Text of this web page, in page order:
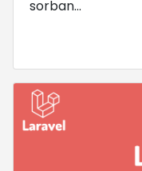
sorban...